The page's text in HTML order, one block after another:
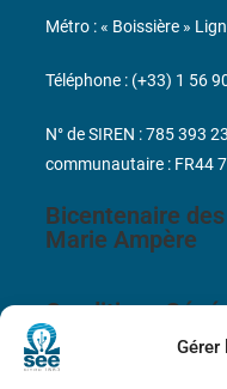
Gérer
Bicentenaire
Marie Ampère
Conditions
Métro : « Boissière »
Téléphone : (+33) 1 56
N° de SIREN : 785 393
communautaire : FR44